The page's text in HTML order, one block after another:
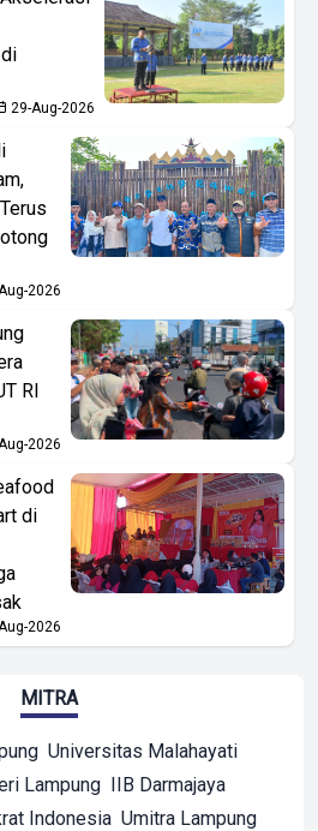
29-Aug-2026
2026
RI
2026
di
2026
MITRA
Universitas Malahayati
Lampung IIB Darmajaya
Indonesia Umitra Lampung